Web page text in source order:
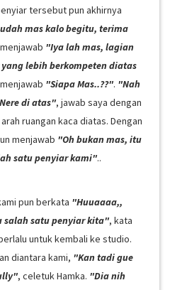
tersebut pun akhirnya
mas kalo begitu, terima
"Iya lah mas, lagian
lebih berkompeten diatas
"Siapa Mas..??". "Nah
di atas", jawab saya dengan
ruangan kaca diatas. Dengan
menjawab "Oh bukan mas, itu
satu penyiar kami"..
pun berkata "Huuaaaa,,
salah satu penyiar kita", kata
untuk kembali ke studio.
diantara kami, "Kan tadi gue
, celetuk Hamka. "Dia nih